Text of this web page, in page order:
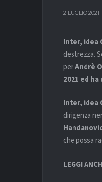
2 LUGLIO 2021
Inter, idea
destrezza.
perAndrè
2021 ed
Inter, idea
dirigenza
Handanovic
che possa
LEGGI